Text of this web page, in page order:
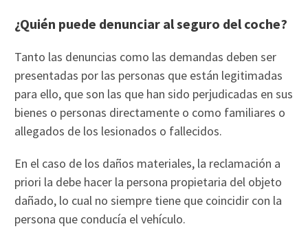
¿Quién puede denunciar al seguro del coche?
Tanto las denuncias como las demandas deben ser
presentadas por las personas que están legitimadas
para ello, que son las que han sido perjudicadas en sus
bienes o personas directamente o como familiares o
allegados de los lesionados o fallecidos.
En el caso de los daños materiales, la reclamación a
priori la debe hacer la persona propietaria del objeto
dañado, lo cual no siempre tiene que coincidir con la
persona que conducía el vehículo.